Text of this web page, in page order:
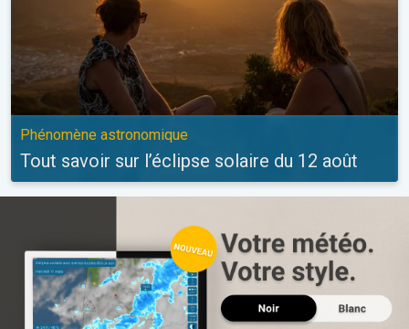
Phénomène astronomique
Tout savoir sur l’éclipse solaire du 12 août